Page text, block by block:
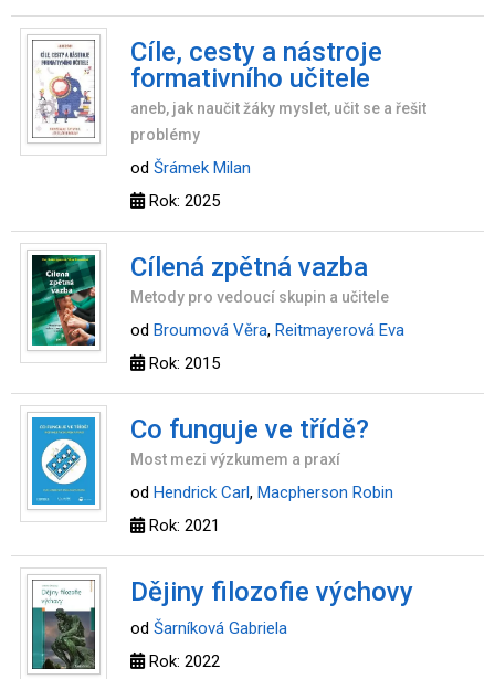
Cíle, cesty a nástroje
formativního učitele
aneb, jak naučit žáky myslet, učit se a řešit
problémy
od Šrámek Milan
Rok: 2025
Cílená zpětná vazba
Metody pro vedoucí skupin a učitele
od Broumová Věra, Reitmayerová Eva
Rok: 2015
Co funguje ve třídě?
Most mezi výzkumem a praxí
od Hendrick Carl, Macpherson Robin
Rok: 2021
Dějiny filozofie výchovy
od Šarníková Gabriela
Rok: 2022